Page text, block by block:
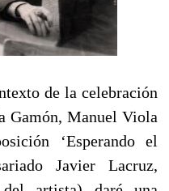
de la celebración
Gamón, Manuel Viola
‘Esperando el
Javier Lacruz,